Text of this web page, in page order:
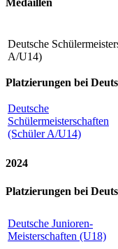
Medaillen
Deutsche
A/U14)
Platzierungen bei
Deutsche
Schülermeisterschaften
(Schüler A/U14)
2024
Platzierungen bei
Deutsche Junioren-
Meisterschaften (U18)